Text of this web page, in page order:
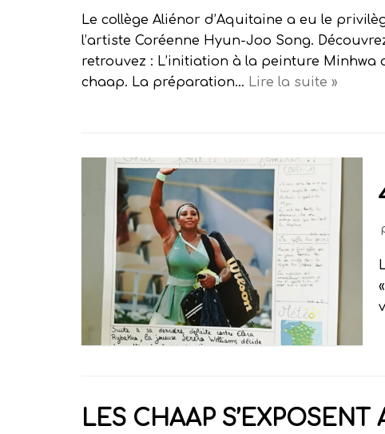
Le collège Aliénor d’Aquitaine a eu le
l’artiste Coréenne Hyun-Joo Song.
retrouvez : L’initiation à la peinture Minhwa
chaap. La préparation… Lire la suite »
LES CHAAP S’EXPOSENT